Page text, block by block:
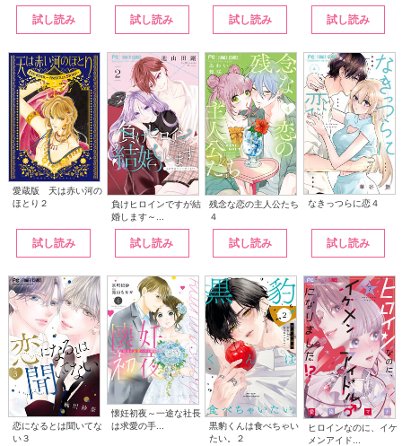
試し読み 試し読み 試し読み 試し読み
愛蔵版 天は赤い河の
ほとり２
試し読み
負けヒロインですが結
婚します～...
試し読み
残念な恋の主人公たち
４
試し読み
なきっつらに恋４
試し読み
恋になるとは聞いてな
い３
懐妊初夜～一途な社長
は求愛の手...
黒豹くんは食べちゃい
たい。２
ヒロインなのに、イケ
メンアイド...